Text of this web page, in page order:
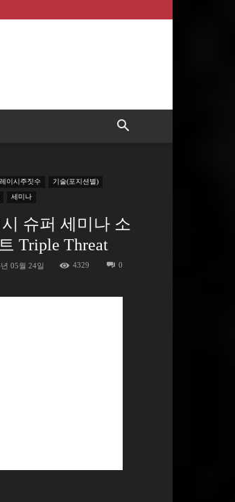
이시주짓수
기술(포지션별)
세미나
슈퍼 세미나 소
Triple Threat
05월 24일 4329 0